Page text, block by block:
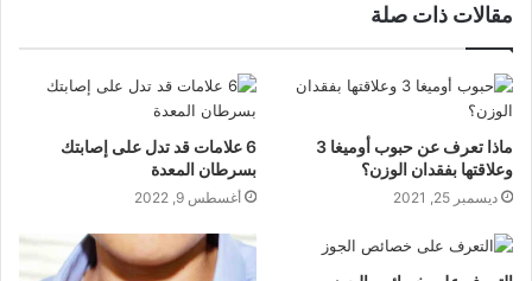
مقالات ذات صلة
ماذا تعرف عن حبوب أوميغا 3
وعلاقتها بفقدان الوزن؟
ديسمبر 25, 2021
6 علامات قد تدل على إصابتك
بسرطان المعدة
أغسطس 9, 2022